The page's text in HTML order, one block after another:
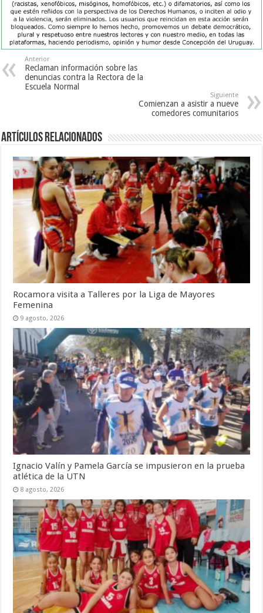
Anterior
Reclaman información sobre las
denuncias contra la Rectora de la
Escuela Normal
Siguiente
Comienzan a asistir a nueve
comedores comunitarios
Artículos Relacionados
Rocamora visita a Talleres por la Liga de Mayores
Femenina
9 agosto, 2026
Ignacio Valín y Pamela García se impusieron en la prueba
atlética de la UTN
8 agosto, 2026